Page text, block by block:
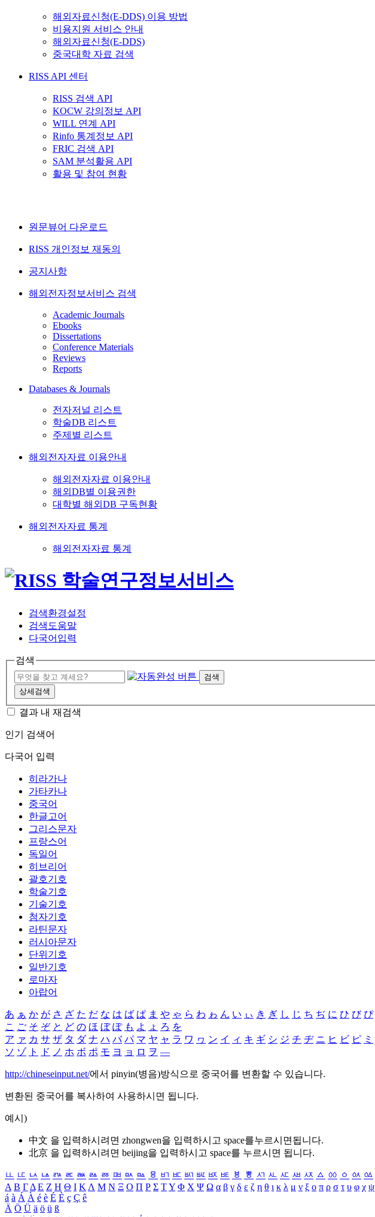
해외자료신청(E-DDS) 이용 방법
비용지원 서비스 안내
해외자료신청(E-DDS)
중국대학 자료 검색
RISS API 센터
RISS 검색 API
KOCW 강의정보 API
WILL 연계 API
Rinfo 통계정보 API
FRIC 검색 API
SAM 분석활용 API
활용 및 참여 현황
원문뷰어 다운로드
RISS 개인정보 재동의
공지사항
해외전자정보서비스 검색
Academic Journals
Ebooks
Dissertations
Conference Materials
Reviews
Reports
Databases & Journals
전자저널 리스트
학술DB 리스트
주제별 리스트
해외전자자료 이용안내
해외전자자료 이용안내
해외DB별 이용권한
대학별 해외DB 구독현황
해외전자자료 통계
해외전자자료 통계
검색환경설정
검색도움말
다국어입력
검색
검색
상세검색
결과 내 재검색
인기 검색어
다국어 입력
히라가나
가타카나
중국어
한글고어
그리스문자
프랑스어
독일어
히브리어
괄호기호
학술기호
기술기호
첨자기호
라틴문자
러시아문자
단위기호
일반기호
로마자
아랍어
あ ぁ か が さ ざ た だ な は ば ぱ ま や ゃ ら わ ゎ ん い ぃ き ぎ し じ ち ぢ に ひ び ぴ
こ ご そ ぞ と ど の ほ ぼ ぽ も よ ょ ろ を
ア ァ カ サ ザ タ ダ ナ ハ バ パ マ ヤ ャ ラ ワ ヮ ン イ ィ キ ギ シ ジ チ ヂ ニ ヒ ビ ピ ミ
ソ ゾ ト ド ノ ホ ボ ポ モ ヨ ョ ロ ヲ ―
http://chineseinput.net/에서 pinyin(병음)방식으로 중국어를 변환할 수 있습니다.
변환된 중국어를 복사하여 사용하시면 됩니다.
예시)
中文 을 입력하시려면 zhongwen을 입력하시고 space를누르시면됩니다.
北京 을 입력하시려면 beijing을 입력하시고 space를 누르시면 됩니다.
ㅥ ㅦ ㅧ ㅨ ㅩ ㅪ ㅫ ㅬ ㅭ ㅮ ㅯ ㅰ ㅱ ㅲ ㅳ ㅴ ㅵ ㅶ ㅷ ㅸ ㅹ ㅺ ㅻ ㅼ ㅽ ㅾ ㅿ ㆀ ㆁ ㆂ ㆃ
Α Β ΓΔ Ε Ζ Η Θ Ι ΚΛ Μ Ν Ξ Ο Π Ρ Σ ΤΥ Φ Χ Ψ Ω α β γ δ ε ζ η θ ι κ λ μ ν ξ ο π ρ σ τ υ φ χ ψ
á à Á À é è É È ç Ç ê
Ä Ö Ü ä ö ü ß